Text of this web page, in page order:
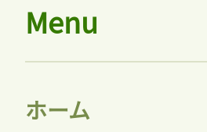
Menu
ホーム